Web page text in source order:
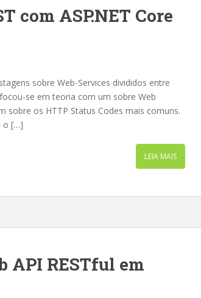
com ASP.NET Core
sobre Web-Services divididos entre
se em teoria com um sobre Web
sobre os HTTP Status Codes mais comuns.
o […]
LEIA MAIS
API RESTful em